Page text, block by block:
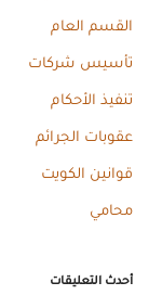
القسم العام
تأسيس شركات
تنفيذ الأحكام
عقوبات الجرائم
قوانين الكويت
محامي
أحدث التعليقات